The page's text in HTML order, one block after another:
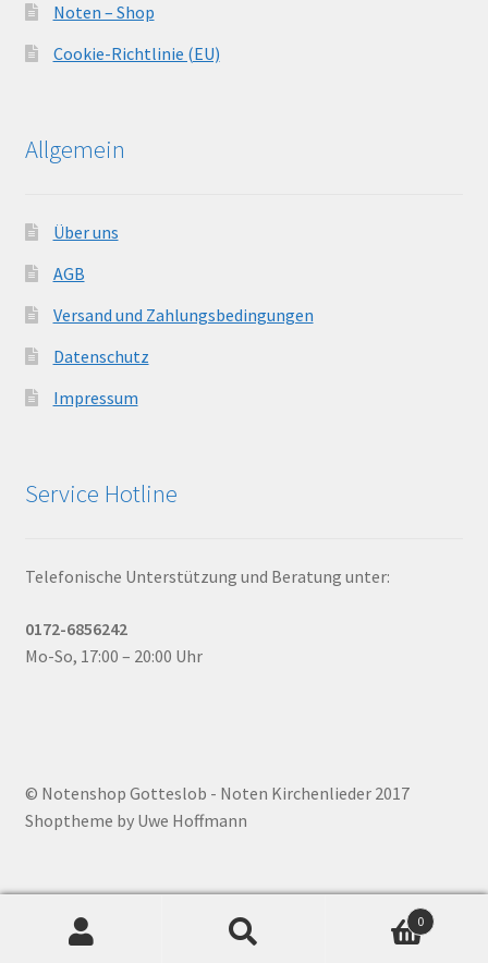
Noten – Shop
Cookie-Richtlinie (EU)
Allgemein
Über uns
AGB
Versand und Zahlungsbedingungen
Datenschutz
Impressum
Service Hotline
Telefonische Unterstützung und Beratung unter:
0172-6856242
Mo-So, 17:00 – 20:00 Uhr
© Notenshop Gotteslob - Noten Kirchenlieder 2017
Shoptheme by Uwe Hoffmann
0